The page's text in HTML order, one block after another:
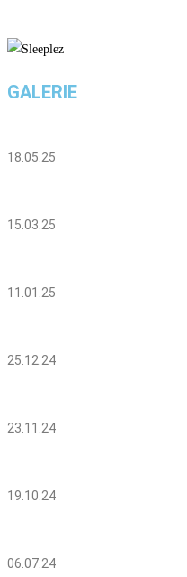
GALERIE
18.05.25
15.03.25
11.01.25
25.12.24
23.11.24
19.10.24
06.07.24